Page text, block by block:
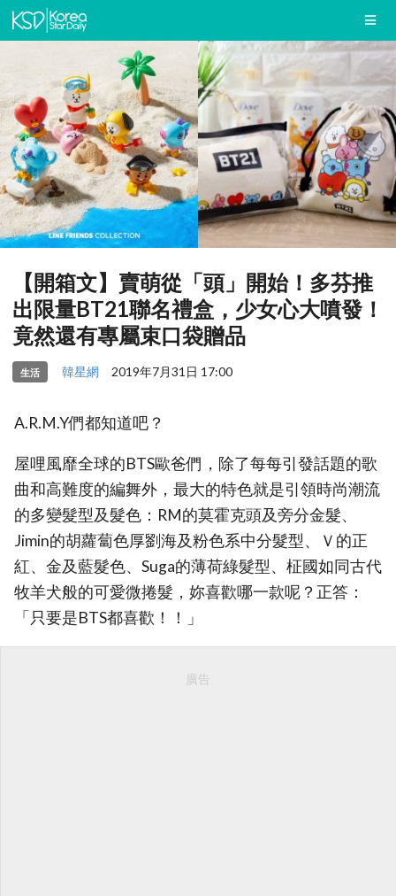
【開箱文】賣萌從「頭」開始！多芬推
出限量BT21聯名禮盒，少女心大噴發！
竟然還有專屬束口袋贈品
生活 韓星網 2019年7月31日 17:00
A.R.M.Y們都知道吧？
屋哩風靡全球的BTS歐爸們，除了每每引發話題的歌
曲和高難度的編舞外，最大的特色就是引領時尚潮流
的多變髮型及髮色：RM的莫霍克頭及旁分金髮、
Jimin的胡蘿蔔色厚劉海及粉色系中分髮型、Ｖ的正
紅、金及藍髮色、Suga的薄荷綠髮型、柾國如同古代
牧羊犬般的可愛微捲髮，妳喜歡哪一款呢？正答：
「只要是BTS都喜歡！！」
廣告